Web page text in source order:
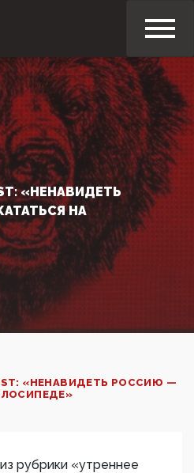
«НЕНАВИДЕТЬ
НА
«НЕНАВИДЕТЬ РОССИЮ —
рубрики «утреннее